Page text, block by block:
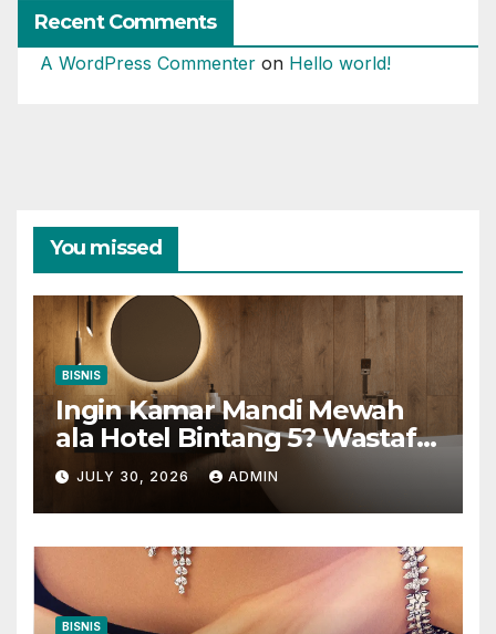
Recent Comments
A WordPress Commenter on Hello world!
You missed
BISNIS
Ingin Kamar Mandi Mewah
ala Hotel Bintang 5? Wastafel
Gantung Adalah Kuncinya
JULY 30, 2026 ADMIN
BISNIS